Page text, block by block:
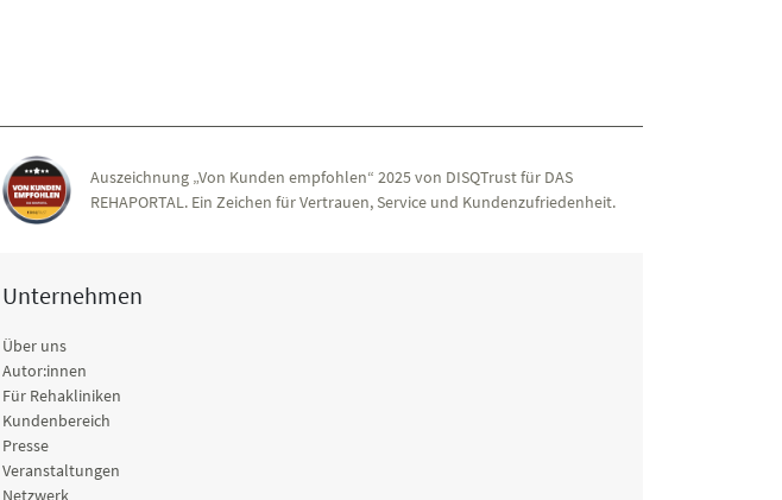
Auszeichnung „Von Kunden empfohlen“ 2025 von DISQTrust für DAS
REHAPORTAL. Ein Zeichen für Vertrauen, Service und Kundenzufriedenheit.
Unternehmen
Über uns
Autor:innen
Für Rehakliniken
Kundenbereich
Presse
Veranstaltungen
Netzwerk